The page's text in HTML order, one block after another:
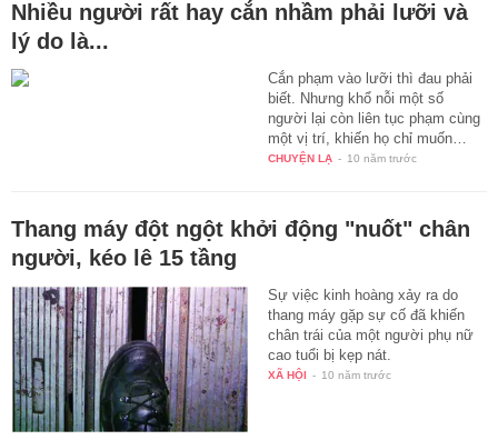
Nhiều người rất hay cắn nhầm phải lưỡi và
lý do là...
Cắn phạm vào lưỡi thì đau phải
biết. Nhưng khổ nỗi một số
người lại còn liên tục phạm cùng
một vị trí, khiến họ chỉ muốn…
CHUYỆN LẠ - 10 năm trước
Thang máy đột ngột khởi động "nuốt" chân
người, kéo lê 15 tầng
Sự việc kinh hoàng xảy ra do
thang máy gặp sự cố đã khiến
chân trái của một người phụ nữ
cao tuổi bị kẹp nát.
XÃ HỘI - 10 năm trước